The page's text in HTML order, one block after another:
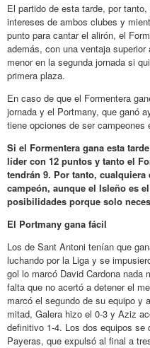
El partido de esta tarde, por
intereses de ambos clubes y
punto para cantar el alirón, el
además, con una ventaja
menor en la segunda jornada si
primera plaza.
En caso de que el Formentera
jornada y el Portmany, que ganó
tiene opciones de ser
Si el Formentera gana esta
líder con 12 puntos y tanto el
tendrán 9. Por tanto,
campeón, aunque el Isleño es
posibilidades porque solo
El Portmany gana fácil
Los de Sant Antoni tenían que
luchando por la Liga y se
gol lo marcó David Cardona nada
falta que no acertó a detener el
marcó el segundo de su equipo y
mitad, Galera hizo el 0-3 y Aziz
definitivo 1-4. Los dos equipos se
Payeras, que expulsó al final a